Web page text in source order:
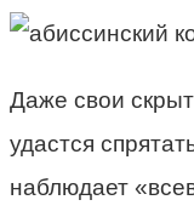
Даже свои
удастся
наблюдает